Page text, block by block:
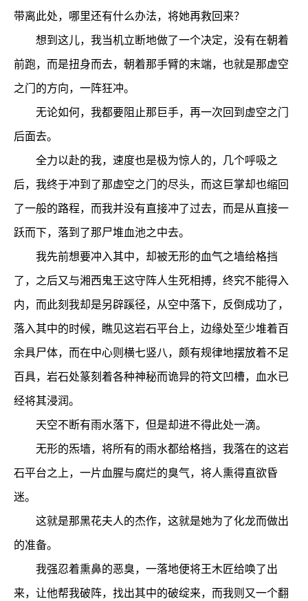
带离此处，哪里还有什么办法，将她再救回来？
想到这儿，我当机立断地做了一个决定，没有在朝着
前跑，而是扭身而去，朝着那手臂的末端，也就是那虚空
之门的方向，一阵狂冲。
无论如何，我都要阻止那巨手，再一次回到虚空之门
后面去。
全力以赴的我，速度也是极为惊人的，几个呼吸之
后，我终于冲到了那虚空之门的尽头，而这巨掌却也缩回
了一般的路程，而我并没有直接冲了过去，而是从直接一
跃而下，落到了那尸堆血池之中去。
我先前想要冲入其中，却被无形的血气之墙给格挡
了，之后又与湘西鬼王这守阵人生死相搏，终究不能得入
内，而此刻我却是另辟蹊径，从空中落下，反倒成功了，
落入其中的时候，瞧见这岩石平台上，边缘处至少堆着百
余具尸体，而在中心则横七竖八，颇有规律地摆放着不足
百具，岩石处篆刻着各种神秘而诡异的符文凹槽，血水已
经将其浸润。
天空不断有雨水落下，但是却进不得此处一滴。
无形的炁墙，将所有的雨水都给格挡，我落在的这岩
石平台之上，一片血腥与腐烂的臭气，将人熏得直欲昏
迷。
这就是那黑花夫人的杰作，这就是她为了化龙而做出
的准备。
我强忍着熏鼻的恶臭，一落地便将王木匠给唤了出
来，让他帮我破阵，找出其中的破绽来，而我则又一个翻